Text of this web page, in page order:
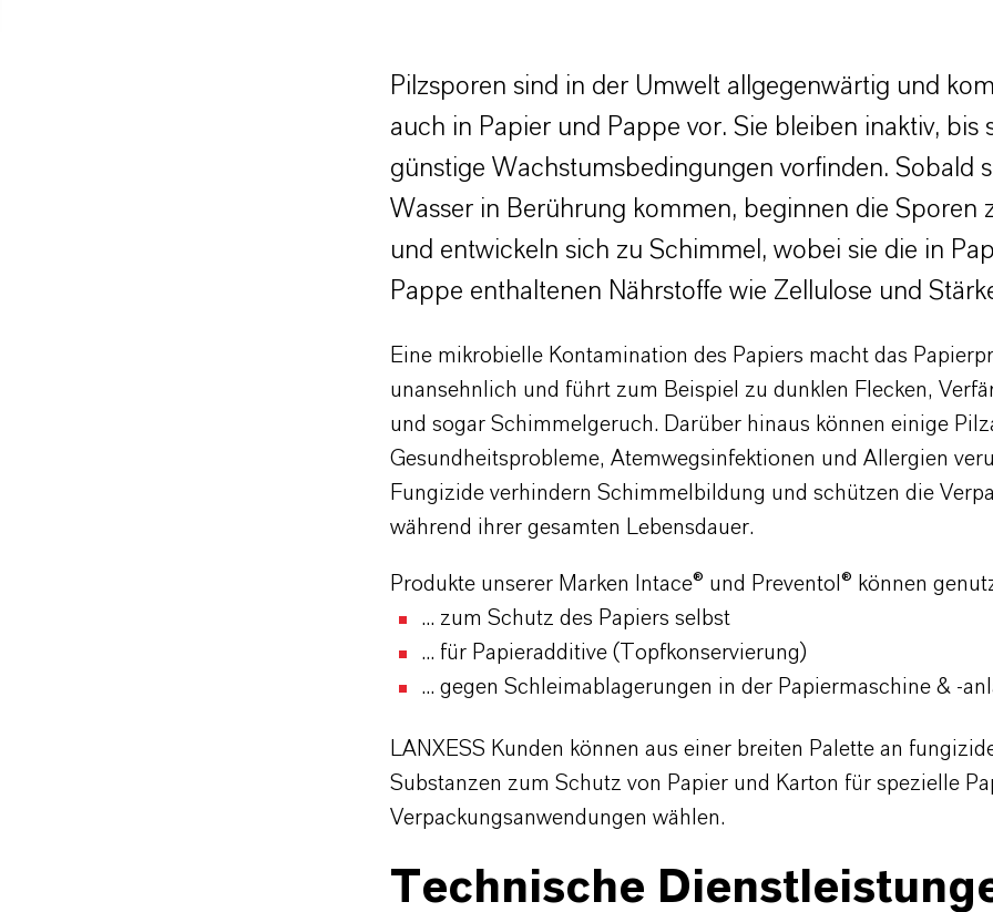
Pilzsporen sind in der Umwelt allgegenwärtig und
auch in Papier und Pappe vor. Sie bleiben inaktiv, bis
günstige Wachstumsbedingungen vorfinden. Sobald
Wasser in Berührung kommen, beginnen die Sporen
und entwickeln sich zu Schimmel, wobei sie die in
Pappe enthaltenen Nährstoffe wie Zellulose und
Eine mikrobielle Kontamination des Papiers macht das
unansehnlich und führt zum Beispiel zu dunklen Flecken,
und sogar Schimmelgeruch. Darüber hinaus können einige
Gesundheitsprobleme, Atemwegsinfektionen und Allergien
Fungizide verhindern Schimmelbildung und schützen die
während ihrer gesamten Lebensdauer.
Produkte unserer Marken Intace® und Preventol® können
... zum Schutz des Papiers selbst
... für Papieradditive (Topfkonservierung)
... gegen Schleimablagerungen in der Papiermaschine & -
LANXESS Kunden können aus einer breiten Palette an
Substanzen zum Schutz von Papier und Karton für spezielle
Verpackungsanwendungen wählen.
Technische